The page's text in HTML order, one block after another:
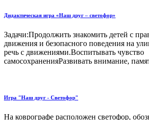
Дидактическая игра «Наш друг – светофор»
Задачи:Продолжить знакомить детей с
движения и безопасного поведения на
речь с движениями.Воспитывать чувство
самосохраненияРазвивать внимание,
Игра "Наш друг - Светофор"
На коврографе расположен светофор,